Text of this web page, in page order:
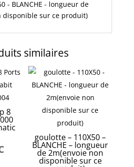
- BLANCHE - longueur de
disponible sur ce produit)
similaires
8
goulotte – 110X50 –
BLANCHE – longueur
de 2m(envoie non
disponible sur ce